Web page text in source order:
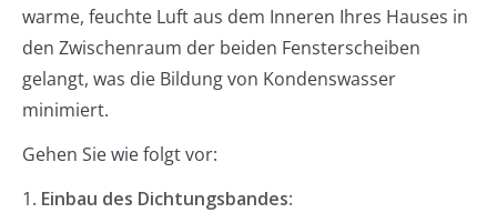
warme, feuchte Luft aus dem Inneren Ihres Hauses in
den Zwischenraum der beiden Fensterscheiben
gelangt, was die Bildung von Kondenswasser
minimiert.
Gehen Sie wie folgt vor:
1. Einbau des Dichtungsbandes: